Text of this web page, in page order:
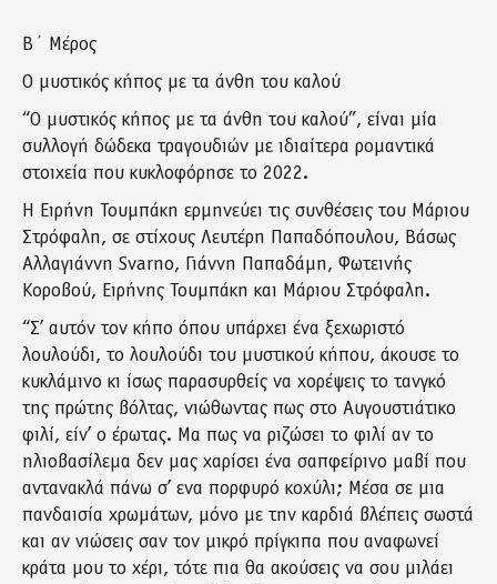
Β΄ Μέρος
Ο μυστικός κήπος με τα άνθη του καλού
“Ο μυστικός κήπος με τα άνθη του καλού”, είναι μία
συλλογή δώδεκα τραγουδιών με ιδιαίτερα ρομαντικά
στοιχεία που κυκλοφόρησε το 2022.
Η Ειρήνη Τουμπάκη ερμηνεύει τις συνθέσεις του Μάριου
Στρόφαλη, σε στίχους Λευτέρη Παπαδόπουλου, Βάσως
Αλλαγιάννη Svarno, Γιάννη Παπαδάμη, Φωτεινής
Κοροβού, Ειρήνης Τουμπάκη και Μάριου Στρόφαλη.
“Σ’ αυτόν τον κήπο όπου υπάρχει ένα ξεχωριστό
λουλούδι, το λουλούδι του μυστικού κήπου, άκουσε το
κυκλάμινο κι ίσως παρασυρθείς να χορέψεις το τανγκό
της πρώτης βόλτας, νιώθωντας πως στο Αυγουστιάτικο
φιλί, είν’ ο έρωτας. Μα πως να ριζώσει το φιλί αν το
ηλιοβασίλεμα δεν μας χαρίσει ένα σαπφείρινο μαβί που
αντανακλά πάνω σ’ ενα πορφυρό κοχύλι; Μέσα σε μια
πανδαισία χρωμάτων, μόνο με την καρδιά βλέπεις σωστά
και αν νιώσεις σαν τον μικρό πρίγκιπα που αναφωνεί
κράτα μου το χέρι, τότε πια θα ακούσεις να σου μιλάει